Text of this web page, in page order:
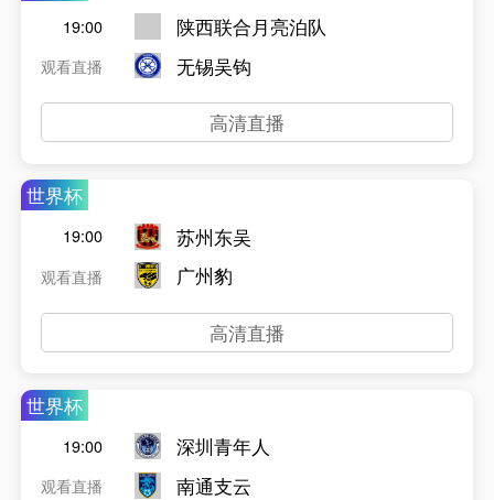
19:00
观看直播
陕西联合月亮泊队
无锡吴钩
高清直播
世界杯
19:00
观看直播
苏州东吴
广州豹
高清直播
世界杯
19:00
观看直播
深圳青年人
南通支云